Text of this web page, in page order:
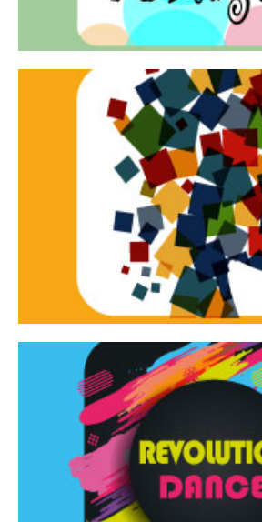
Tracce
Tracce Dinamiche è una
d’innovazione e
Continua
Revolution
Rassegna di danza